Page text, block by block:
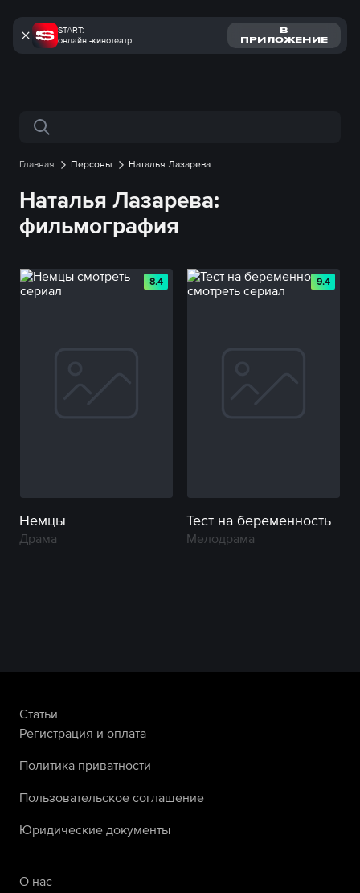
START:
онлайн -кинотеатр
В
ПРИЛОЖЕНИЕ
Поиск по сайту
Главная Персоны Наталья Лазарева
Наталья Лазарева:
фильмография
8.4
Немцы
Драма
9.4
Тест на беременность
Мелодрама
Статьи
Регистрация и оплата
Политика приватности
Пользовательское соглашение
Юридические документы
О нас